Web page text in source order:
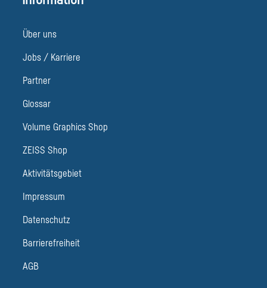
Über uns
Jobs / Karriere
Partner
Glossar
Volume Graphics Shop
ZEISS Shop
Aktivitätsgebiet
Impressum
Datenschutz
Barrierefreiheit
AGB